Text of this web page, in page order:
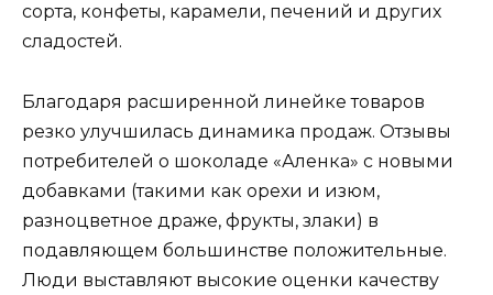
сорта, конфеты, карамели, печений и других
сладостей.
Благодаря расширенной линейке товаров
резко улучшилась динамика продаж. Отзывы
потребителей о шоколаде «Аленка» с новыми
добавками (такими как орехи и изюм,
разноцветное драже, фрукты, злаки) в
подавляющем большинстве положительные.
Люди выставляют высокие оценки качеству